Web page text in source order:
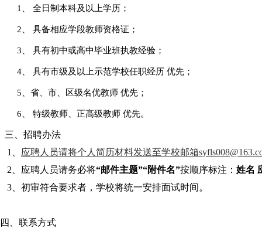
1、 全日制本科及以上学历 ；
2、 具备相应学段教师资格证 ；
3、 具有初中或高中毕业班执教经验 ；
4、 具有市级及以上示范学校任职经历 优先 ；
5、 省、市、区级名优教师 优先 ；
6、 特级教师、正高级教师 优先。
三、招聘办法
1
应聘人员请将个人简历材料发送至学校邮箱
2
应聘人员请务必将“邮件主题”“附件名”按顺序标注： 姓名
3
初审符合要求者， 学校将统一安排面试时间。
四、联系方式